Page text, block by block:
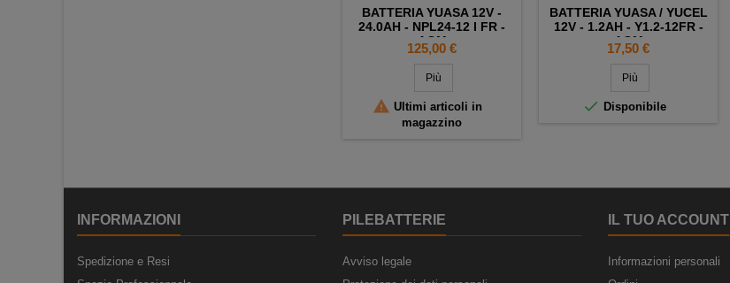
BATTERIA YUASA 12V -
24.0AH - NPL24-12 I FR -
AGM
Prezzo
125,00 €
Più
 Ultimi articoli in
magazzino
BATTERIA YUASA / YUCEL
12V - 1.2AH - Y1.2-12FR -
AGM
Prezzo
17,50 €
Più
 Disponibile
INFORMAZIONI
Spedizione e Resi
PILEBATTERIE
Avviso legale
IL TUO ACCOUNT
Informazioni personali